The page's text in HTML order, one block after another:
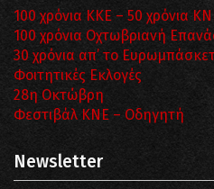
100 χρόνια ΚΚΕ – 50 χρόνια
100 χρόνια Οχτωβριανή
30 χρόνια απ’ το
Φοιτητικές Εκλογές
28η Οκτώβρη
Φεστιβάλ ΚΝΕ – Οδηγητή
Newsletter